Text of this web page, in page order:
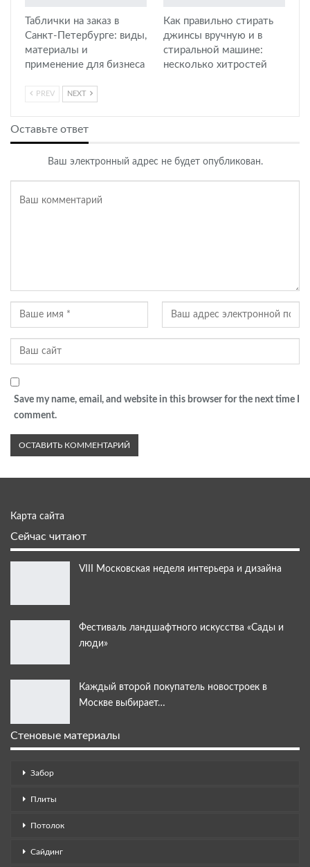
Таблички на заказ в
Санкт-Петербурге: виды,
материалы и
применение для бизнеса
Как правильно стирать
джинсы вручную и в
стиральной машине:
несколько хитростей
PREV NEXT
Оставьте ответ
Ваш электронный адрес не будет опубликован.
Save my name, email, and website in this browser for the next time I
comment.
Карта сайта
Сейчас читают
VIII Московская неделя интерьера и дизайна
Фестиваль ландшафтного искусства «Сады и
люди»
Каждый второй покупатель новостроек в
Москве выбирает…
Стеновые материалы
Забор
Плиты
Потолок
Сайдинг